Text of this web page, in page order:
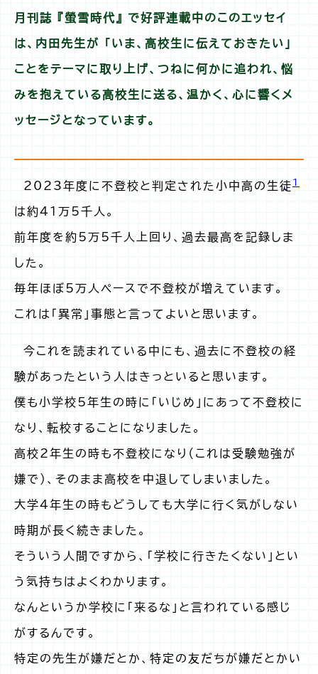
月刊誌 『螢雪時代』 で好評連載中のこのエッセイ
は、内田先生が 「いま、高校生に伝えておきたい」
ことをテーマに取り上げ、つねに何かに追われ、悩
みを抱えている高校生に送る、温かく、心に響くメ
ッセージとなっています。
2023年度に不登校と判定された小中高の生徒 1
は約41万5千人。
前年度を約5万5千人上回り、過去最高を記録しま
した。
毎年ほぼ5万人ペースで不登校が増えています。
これは「異常」事態と言ってよいと思います。
今これを読まれている中にも、過去に不登校の経
験があったという人はきっといると思います。
僕も小学校5年生の時に「いじめ」にあって不登校に
なり、転校することになりました。
高校2年生の時も不登校になり（これは受験勉強が
嫌で）、そのまま高校を中退してしまいました。
大学4年生の時もどうしても大学に行く気がしない
時期が長く続きました。
そういう人間ですから、「学校に行きたくない」とい
う気持ちはよくわかります。
なんというか学校に「来るな」と言われている感じ
がするんです。
特定の先生が嫌だとか、特定の友だちが嫌だとかい